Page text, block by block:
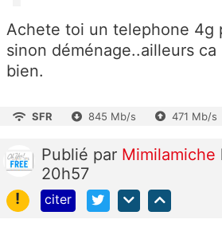
Achete toi un telephone 4g
sinon déménage..ailleurs
bien.
SFR 845 Mb/s 471 Mb/s
Publié par Mimilamiche
20h57
!
citer